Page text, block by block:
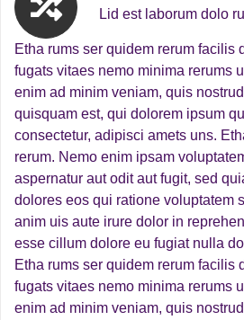
Lid est laborum dolo
Etha rums ser quidem rerum facilis
fugats vitaes nemo minima rerums
enim ad minim veniam, quis
quisquam est, qui dolorem ipsum
consectetur, adipisci amets uns.
rerum. Nemo enim ipsam
aspernatur aut odit aut fugit, sed
dolores eos qui ratione voluptatem
anim uis aute irure dolor in
esse cillum dolore eu fugiat nulla
Etha rums ser quidem rerum facilis
fugats vitaes nemo minima rerums
enim ad minim veniam, quis